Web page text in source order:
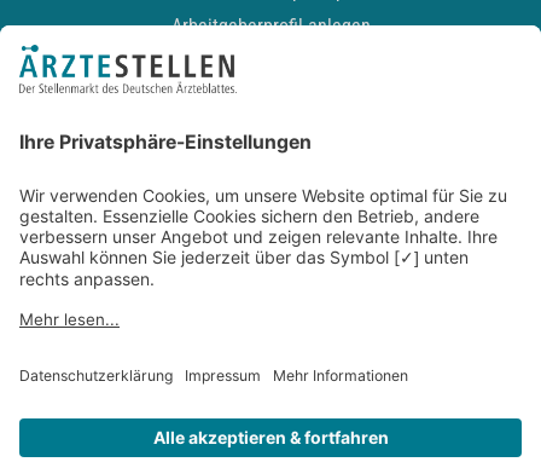
Arbeitgeberprofil anlegen
Recruiting-Podcast
Kontakt
Datenschutz
Newsletter